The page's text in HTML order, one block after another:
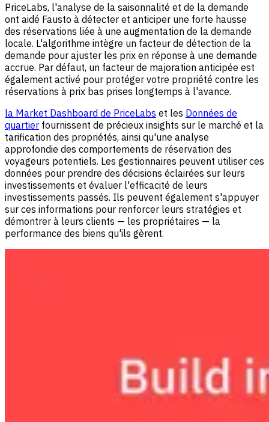
PriceLabs, l'analyse de la saisonnalité et de la demande
ont aidé Fausto à détecter et anticiper une forte hausse
des réservations liée à une augmentation de la demande
locale. L'algorithme intègre un facteur de détection de la
demande pour ajuster les prix en réponse à une demande
accrue. Par défaut, un facteur de majoration anticipée est
également activé pour protéger votre propriété contre les
réservations à prix bas prises longtemps à l'avance.
la Market Dashboard de PriceLabs et les Données de
quartier fournissent de précieux insights sur le marché et la
tarification des propriétés, ainsi qu'une analyse
approfondie des comportements de réservation des
voyageurs potentiels. Les gestionnaires peuvent utiliser ces
données pour prendre des décisions éclairées sur leurs
investissements et évaluer l'efficacité de leurs
investissements passés. Ils peuvent également s'appuyer
sur ces informations pour renforcer leurs stratégies et
démontrer à leurs clients — les propriétaires — la
performance des biens qu'ils gèrent.